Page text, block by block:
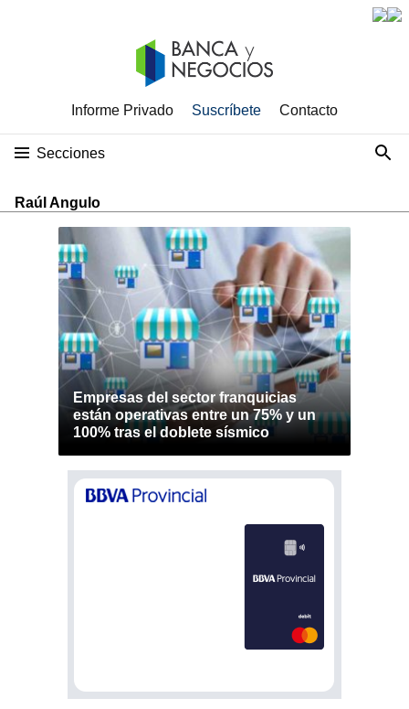
Informe Privado Suscríbete Contacto
Secciones
Raúl Angulo
Empresas del sector franquicias
están operativas entre un 75% y un
100% tras el doblete sísmico